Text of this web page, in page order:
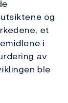
og
et
i
av
ble